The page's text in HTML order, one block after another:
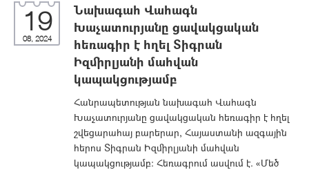
19
08, 2024
Նախագահ Վահագն
Խաչատուրյանը ցավակցական
հեռագիր է հղել Տիգրան
Իզմիրլյանի մահվան
կապակցությամբ
Հանրապետության նախագահ Վահագն
Խաչատուրյանը ցավակցական հեռագիր է հղել
շվեցարահայ բարերար, Հայաստանի ազգային
հերոս Տիգրան Իզմիրլյանի մահվան
կապակցությամբ: Հեռագրում ասվում է. «Մեծ